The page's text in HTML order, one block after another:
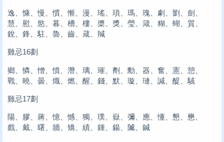
逸、慷、慢、慣、慚、漫、瑤、瑣、瑪、瑰、劇、劉、劍、
慧、慰、慾、暮、槽、樓、槳、獎、瑩、箴、糊、蝴、質、
銳、鋒、駐、魯、齒、葴、羬
雞忌16劃
鄉、憐、憎、憤、潛、璃、璀、劑、勳、器、奮、憲、憩、
戰、曉、曇、熾、燃、醒、錢、默、璇、璉、諴、醍、駥
雞忌17劃
陽、膠、蔣、憶、憾、獨、璞、嶽、彌、應、懂、懇、懋、
戲、戴、曙、牆、矯、績、鍾、鍚、隇、鍼